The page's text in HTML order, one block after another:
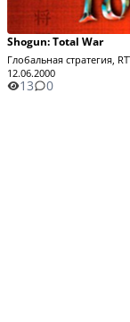
Shogun: Total War
Глобальная стратегия,
12.06.2000
13 0